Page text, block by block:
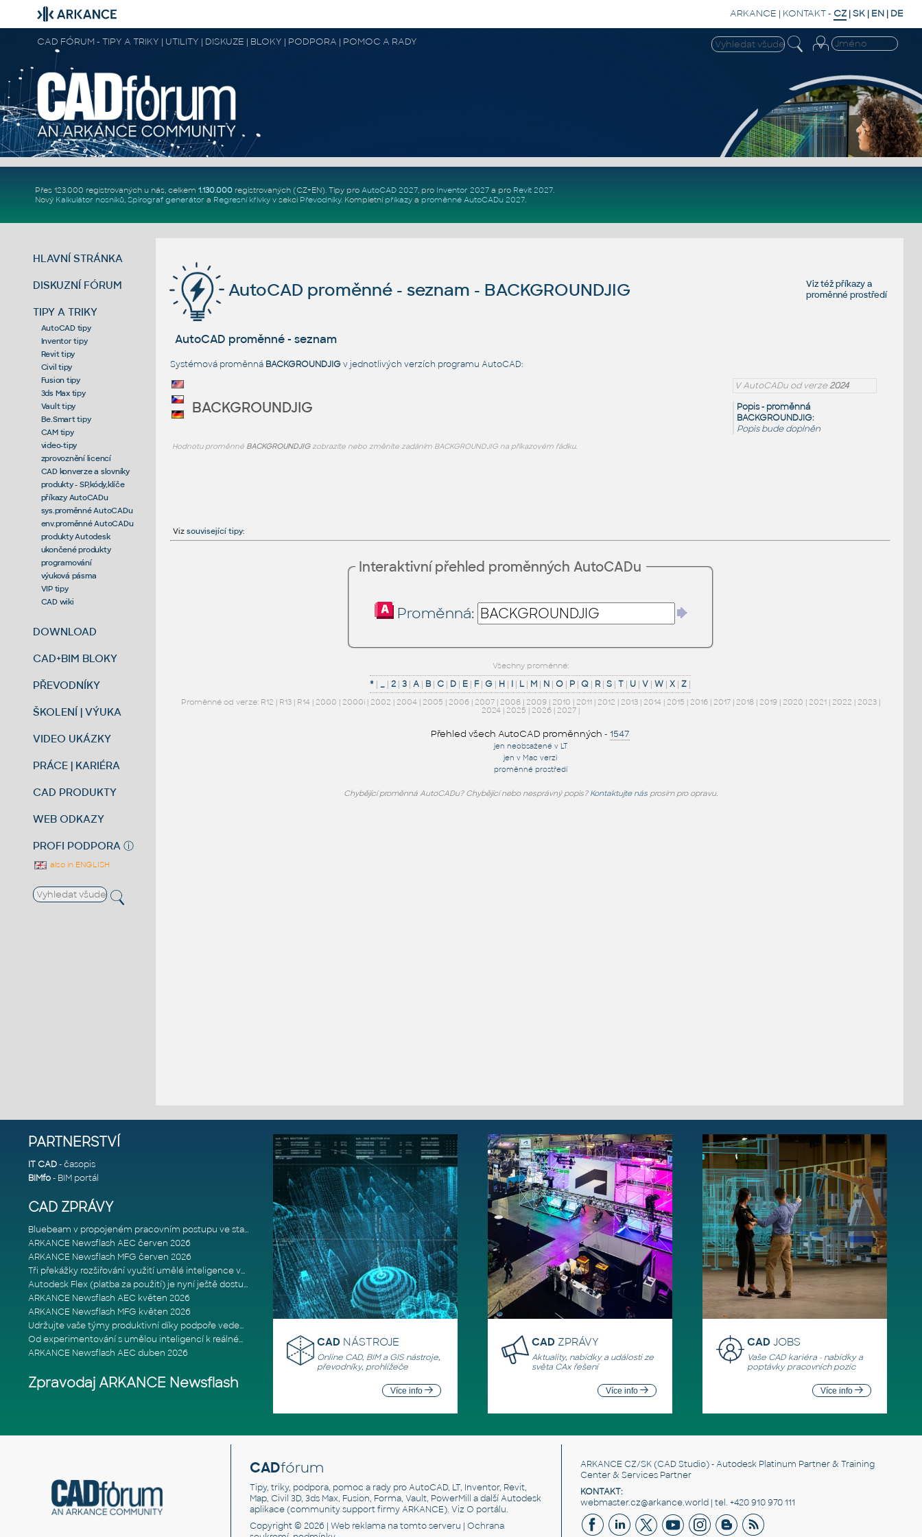
ARKANCE | KONTAKT- CZ |SK | EN | DE
CAD FÓRUM - TIPY A TRIKY | UTILITY | DISKUZE | BLOKY | PODPORA | POMOC A RADY
Přes 123.000 registrovaných u nás, celkem 1.130.000registrovaných (CZ+EN). Tipy pro AutoCAD 2027, pro Inventor 2027a pro Revit 2027.
Nový Kalkulátor nosníků, Spirograf generátor a Regresní křivkyv sekci Převodníky. Kompletní příkazya proměnné AutoCADu 2027.
HLAVNÍ STRÁNKA
DISKUZNÍ FÓRUM
TIPY A TRIKY
AutoCAD tipy
Inventor tipy
Revit tipy
Civil tipy
Fusion tipy
3ds Max tipy
Vault tipy
Be.Smart tipy
CAM tipy
video-tipy
zprovoznění licencí
CAD konverze a slovníky
produkty - SP,kódy,klíče
příkazy AutoCADu
sys.proměnné AutoCADu
env.proměnné AutoCADu
produkty Autodesk
ukončené produkty
programování
výuková pásma
VIP tipy
CAD wiki
DOWNLOAD
CAD+BIM BLOKY
PŘEVODNÍKY
ŠKOLENÍ | VÝUKA
VIDEO UKÁZKY
PRÁCE | KARIÉRA
CAD PRODUKTY
WEB ODKAZY
PROFI PODPORA ⓘ
also in ENGLISH
Viz téžpříkazya
proměnné prostředí
AutoCAD proměnné - seznam - BACKGROUNDJIG
AutoCAD proměnné - seznam
Systémová proměnná BACKGROUNDJIGv jednotlivých verzích programu AutoCAD:
V AutoCADu od verze2024
Popis - proměnná
BACKGROUNDJIG:
Popis bude doplněn
BACKGROUNDJIG
Hodnotu proměnné BACKGROUNDJIGzobrazíte nebo změníte zadáním BACKGROUNDJIG na příkazovém řádku.
Viz související tipy:
Interaktivní přehled proměnných AutoCADu
Proměnná:
Všechny proměnné:
* | _ |2 |3 |A | B |C | D | E | F|G | H | I | L | M | N |O | P |Q | R |S |T | U |V |W |X |Z |
Proměnné od verze: R12 | R13| R14| 2000 | 2000i| 2002 | 2004| 2005 | 2006| 2007| 2008| 2009| 2010 | 2011| 2012 | 2013| 2014| 2015 | 2016| 2017| 2018| 2019| 2020 | 2021| 2022 | 2023|
2024| 2025 | 2026| 2027|
Přehled všech AutoCAD proměnných -1547
jen neobsažené v LT
jen v Mac verzi
proměnné prostředí
Chybějící proměnná AutoCADu? Chybějící nebo nesprávný popis? Kontaktujte násprosím pro opravu.
PARTNERSTVÍ
IT CAD- časopis
BIMfo- BIM portál
CAD ZPRÁVY
Bluebeam v propojeném pracovním postupu ve stavebnictví: Proč je int
ARKANCE Newsflash AEC červen 2026
ARKANCE Newsflash MFG červen 2026
Tři překážky rozšiřování využití umělé inteligence ve stavebním prům
Autodesk Flex (platba za použití) je nyní ještě dostupnější
ARKANCE Newsflash AEC květen 2026
ARKANCE Newsflash MFG květen 2026
Udržujte vaše týmy produktivní díky podpoře vedené odborníky
Od experimentování s umělou inteligencí k reálnému dopadu na podniká
ARKANCE Newsflash AEC duben 2026
Zpravodaj ARKANCE Newsflash
CAD NÁSTROJE
Online CAD, BIM a GIS nástroje,
převodníky, prohlížeče
Více info
CAD ZPRÁVY
Aktuality, nabídky a události ze
světa CAx řešení
Více info
CADJOBS
Vaše CAD kariéra - nabídky a
poptávky pracovních pozic
Více info
CADfórum
Tipy, triky, podpora, pomoc a rady pro AutoCAD, LT, Inventor, Revit,
Map, Civil 3D, 3ds Max, Fusion, Forma, Vault, PowerMill a další Autodesk
aplikace (community support firmy ARKANCE). Viz O portálu.
Copyright © 2026 | Web reklamana tomto serveru | Ochrana
ARKANCE CZ/SK(CAD Studio) - Autodesk Platinum Partner & Training
Center & Services Partner
KONTAKT:
webmaster.cz@arkance.world | tel. +420 910 970 111